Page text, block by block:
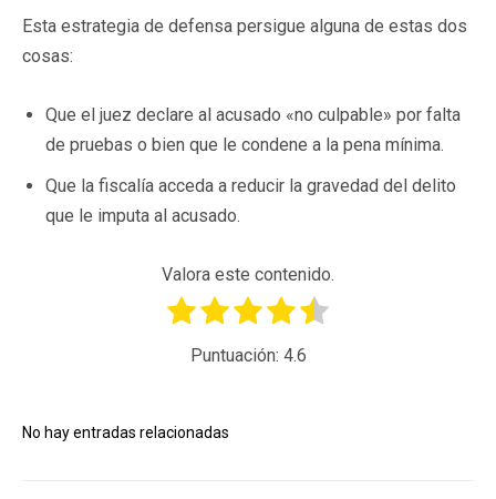
Esta estrategia de defensa persigue alguna de estas dos
cosas:
Que el juez declare al acusado «no culpable» por falta
de pruebas o bien que le condene a la pena mínima.
Que la fiscalía acceda a reducir la gravedad del delito
que le imputa al acusado.
Valora este contenido.
Puntuación: 4.6
No hay entradas relacionadas